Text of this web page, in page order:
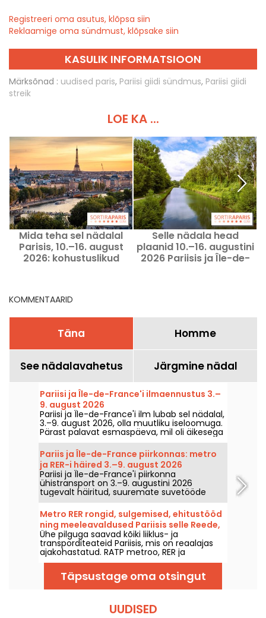
Registreeri oma asutus, klõpsa siin
Reklaamige oma sündmust, klõpsake siin
KASULIK INFORMATSIOON
Märksõnad : uudised paris, Pariisi giidi sündmus, Pariisi giidi
streik
LOE KA ...
Mida teha sel nädalal
Parisis, 10.–16. august
2026: kohustuslikud
Selle nädala head
plaanid 10.–16. augustini
2026 Pariisis ja Île-de-
KOMMENTAARID
Täna Homme
See nädalavahetus Järgmine nädal
Pariisi ja Île-de-France'i ilmaennustus 3.–
9. august 2026
Pariisi ja Île-de-France'i ilm lubab sel nädalal,
3.–9. august 2026, olla muutliku iseloomuga.
Pärast palavat esmaspäeva, mil oli äikesega
oht, langevad temperatuurid järk‑järgult
tagasi, enne kui nädalavahetusel naaseb
soojem ja päikeseline ilm.
Pariis ja Île-de-France piirkonnas: metro
ja RER-i häired 3.–9. august 2026
Pariisi ja Île-de-France'i piirkonna
ühistransport on 3.–9. augustini 2026
tugevalt häiritud, suuremate suvetööde
tõttu, mis mõjutavad väga tugevalt teatud
liine, teatasid RATP ja SNCF.
Metro RER rongid, sulgemised, ehitustööd
ning meeleavaldused Pariisis selle Reede,
7. august 2026 hool.
Ühe pilguga saavad kõiki liiklus- ja
transporditeateid Pariisis, mis on reaalajas
ajakohastatud. RATP metroo, RER ja
Transilien, tööde teostamine, liikluskorraldus,
suured sündmused ja demonstratsioonid –
pakume teile kogu praktilise teabe, mida
enne linnast välja astumist Pariisis teada
Täpsustage oma otsingut
UUDISED